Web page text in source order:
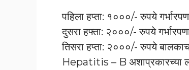
पहिला हप्ता: १०००/- रुपये
दुसरा हफ्ता: २०००/- रुपये
तिसरा हप्ता: २०००/- रुपये
Hepatitis – B अशाप्रकारच्या